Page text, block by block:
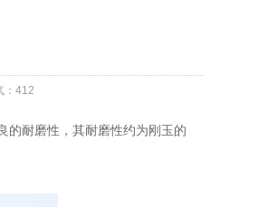
： 412
的耐磨性，其耐磨性约为刚玉的